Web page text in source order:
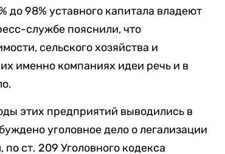
до 98% уставного капитала владеют
службе пояснили, что
сельского хозяйства и
именно компаниях идеи речь и в
этих предприятий выводились в
уголовное дело о легализации
ст. 209 Уголовного кодекса